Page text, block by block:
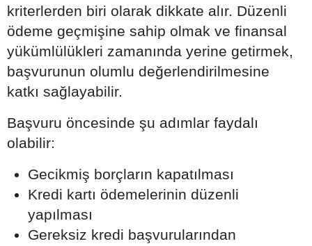
kriterlerden biri olarak dikkate alır. Düzenli
ödeme geçmişine sahip olmak ve finansal
yükümlülükleri zamanında yerine getirmek,
başvurunun olumlu değerlendirilmesine
katkı sağlayabilir.
Başvuru öncesinde şu adımlar faydalı
olabilir:
Gecikmiş borçların kapatılması
Kredi kartı ödemelerinin düzenli
yapılması
Gereksiz kredi başvurularından